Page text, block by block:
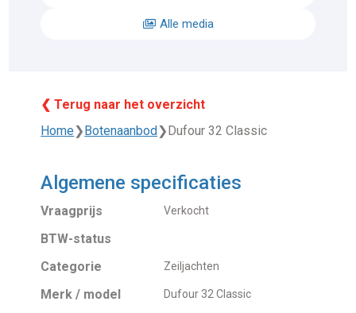
Alle media
❮ Terug naar het overzicht
Home❯Botenaanbod❯Dufour 32 Classic
Algemene specificaties
Vraagprijs Verkocht
BTW-status
Categorie
Zeiljachten
Merk / model Dufour 32 Classic